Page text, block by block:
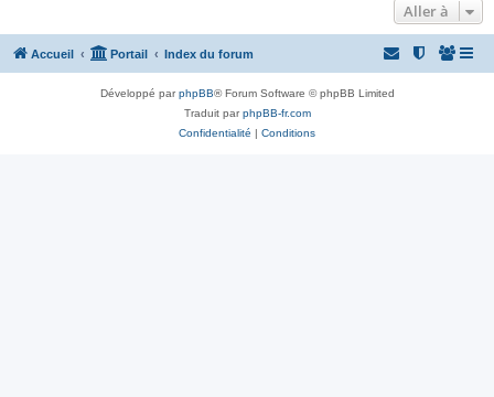
Aller à
Accueil Portail Index du forum
Développé parphpBB® Forum Software © phpBB Limited
Traduit parphpBB-fr.com
Confidentialité | Conditions